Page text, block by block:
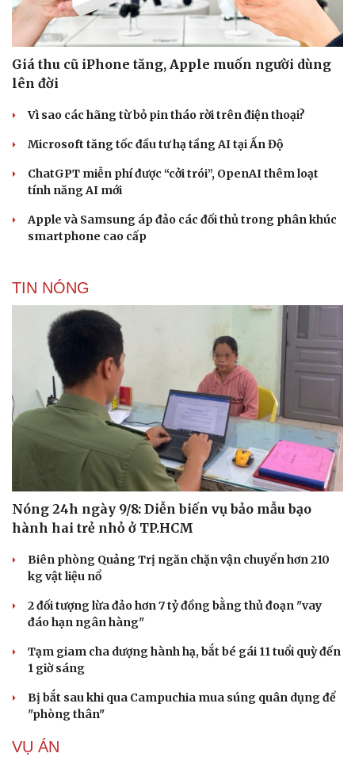
Giá thu cũ iPhone tăng, Apple muốn người dùng
lên đời
Vì sao các hãng từ bỏ pin tháo rời trên điện thoại?
Microsoft tăng tốc đầu tư hạ tầng AI tại Ấn Độ
ChatGPT miễn phí được “cởi trói”, OpenAI thêm loạt
tính năng AI mới
Apple và Samsung áp đảo các đối thủ trong phân khúc
smartphone cao cấp
TIN NÓNG
Nóng 24h ngày 9/8: Diễn biến vụ bảo mẫu bạo
hành hai trẻ nhỏ ở TP.HCM
Biên phòng Quảng Trị ngăn chặn vận chuyển hơn 210
kg vật liệu nổ
2 đối tượng lừa đảo hơn 7 tỷ đồng bằng thủ đoạn "vay
đáo hạn ngân hàng"
Tạm giam cha dượng hành hạ, bắt bé gái 11 tuổi quỳ đến
1 giờ sáng
Bị bắt sau khi qua Campuchia mua súng quân dụng để
"phòng thân"
VỤ ÁN